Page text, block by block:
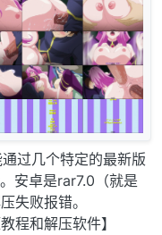
过几个特定的最新版
安卓是rar7.0（就是
失败报错。
程和解压软件】